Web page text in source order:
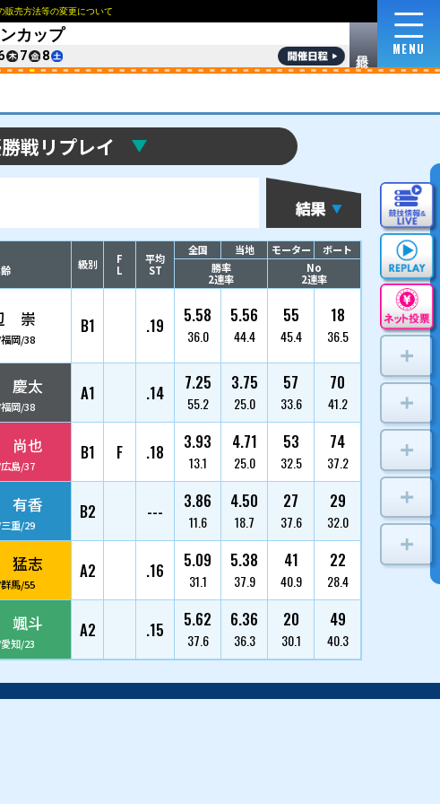
NEWS ロイヤルルームおよび指定席の販売方法等の変
第39回キリンカップ
8/3 4 5 6 7 8
せ ご利用に際して 한
優勝戦リ
選手名
登番/支部/年齢
1 渡辺 崇
4474/福岡/38
岡村 慶太
4545/福岡/38
3 半田 尚也
4708/広島/37